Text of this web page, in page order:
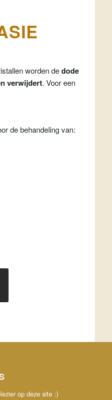
worden dedode
verwijdert. Voor een
de behandeling van:
op deze site :)